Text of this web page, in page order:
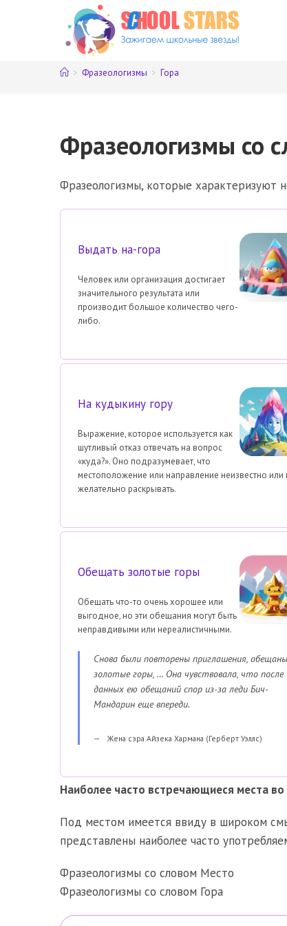
> Фразеологизмы > Гора
Фразеологизмы со
Фразеологизмы, которые характеризуют
Выдать на-гора
Человек или организация достигает
значительного результата или
производит большое количество чего-
либо.
На кудыкину гору
Выражение, которое используется как
шутливый отказ отвечать на вопрос
«куда?». Оно подразумевает, что
местоположение или направление неизвестно или
желательно раскрывать.
Обещать золотые горы
Обещать что-то очень хорошее или
выгодное, но эти обещания могут быть
неправдивыми или нереалистичными.
Снова были повторены приглашения, обещаны
золотые горы, … Она чувствовала, что после
данных ею обещаний спор из-за леди Бич-
Мандарин еще впереди.
Жена сэра Айзека Хармана (Герберт Уэллс)
Наиболее часто встречающиеся места
Под местом имеется ввиду в широком
представлены наиболее часто
Фразеологизмы со словом Место
Фразеологизмы со словом Гора